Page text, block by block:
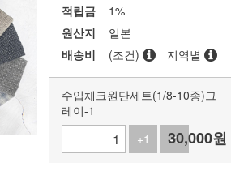
적립금
1%
원산지
일본
배송비
(조건) 지역별
수입체크원단세트(1/8-10종)그
레이-1
+1
-1
30,000원